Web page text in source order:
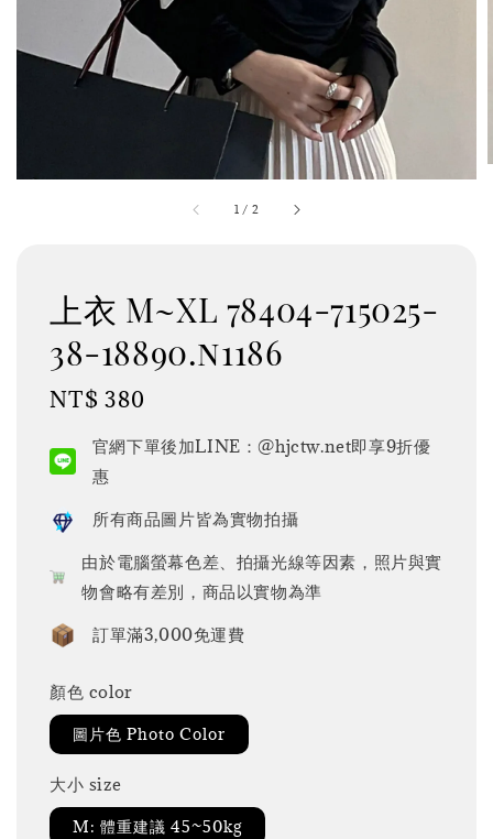
1 / 2
上衣 M~XL 78404-715025-
38-18890.n1186
Regular
NT$ 380
官網下單後加LINE：@hjctw.net即享9折優
惠
所有商品圖片皆為實物拍攝
由於電腦螢幕色差、拍攝光線等因素，照片與實
物會略有差別，商品以實物為準
訂單滿3,000免運費
顏色 color
圖片色 Photo Color
大小 size
M: 體重建議 45~50kg